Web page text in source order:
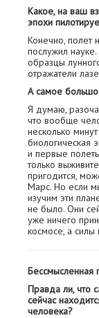
Какое, на ваш
эпохи
Конечно, полет
послужил
образцы
отражатели
А самое
Я думаю,
что вообще
несколько
биологическая
и первые
только
пригодится,
Марс. Но если
изучим эти
не было. Они
уже ничего
космосе, а силы
Бессмысленная
Правда ли, что
сейчас
человека?